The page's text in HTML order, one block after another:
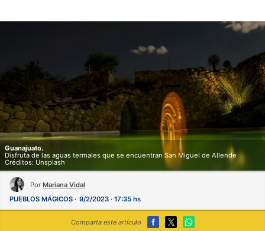
Guanajuato.
Disfruta de las aguas termales que se encuentran San Miguel de Allende
Créditos: Unsplash
Por Mariana Vidal
PUEBLOS MÁGICOS
9/2/2023 · 17:35 hs
Comparta este artículo